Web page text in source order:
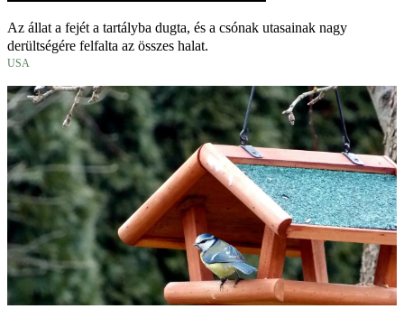
Az állat a fejét a tartályba dugta, és a csónak utasainak nagy
derültségére felfalta az összes halat.
USA